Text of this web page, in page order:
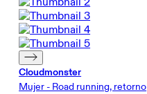
Cloudmonster
Mujer - Road running, retorno